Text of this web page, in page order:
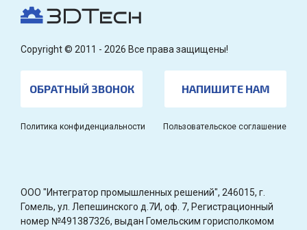
Copyright © 2011 - 2026 Все права защищены!
ОБРАТНЫЙ ЗВОНОК НАПИШИТЕ НАМ
Политика конфиденциальности Пользовательское соглашение
OOO "Интегратор промышленных решений", 246015, г.
Гомель, ул. Лепешинского д.7И, оф. 7, Регистрационный
номер №491387326, выдан Гомельским горисполкомом